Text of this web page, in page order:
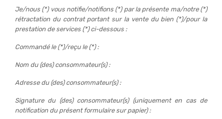
Je/nous (*) vous notifie/notifions (*) par la présente ma/notre (*)
rétractation du contrat portant sur la vente du bien (*)/pour la
prestation de services (*) ci-dessous :
Commandé le (*)/reçu le (*) :
Nom du (des) consommateur(s) :
Adresse du (des) consommateur(s) :
Signature du (des) consommateur(s) (uniquement en cas de
notification du présent formulaire sur papier) :